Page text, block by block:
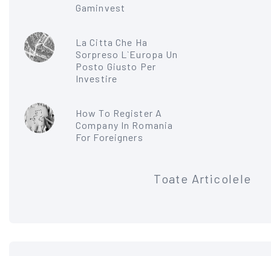
Gaminvest
La Citta Che Ha
Sorpreso L`Europa Un
Posto Giusto Per
Investire
How To Register A
Company In Romania
For Foreigners
Toate Articolele